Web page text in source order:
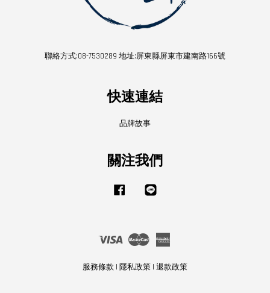
聯絡方式:08-7530289 地址:屏東縣屏東市建南路166號
快速連結
品牌故事
關注我們
Facebook
Visa Master
服務條款 | 隱私政策 | 退款政策